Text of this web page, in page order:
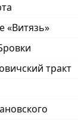
«Витязь»
тракт